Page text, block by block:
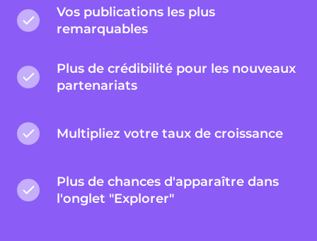
Vos publications les plus
remarquables
Plus de crédibilité pour les nouveaux
partenariats
Multipliez votre taux de croissance
Plus de chances d'apparaître dans
l'onglet "Explorer"